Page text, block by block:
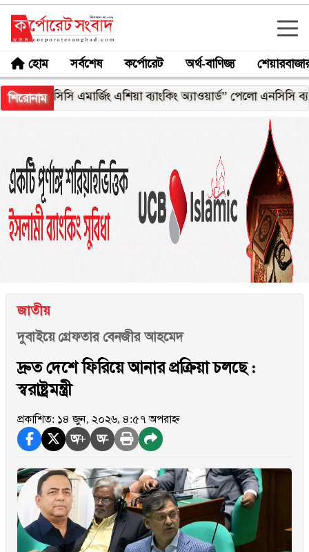
হোম সর্বশেষ কর্পোরেট অর্থ-বাণিজ্য
শিরোনাম
এমার্জিং এশিয়া ব্যাংকিং অ্যাওয়ার্ড” পেলো এনসিসি ব্যাংক
জাতীয়
দুবাইয়ে গ্রেফতার বেনজীর আহমেদ
দ্রুত দেশে ফিরিয়ে আনার প্রক্রিয়া চলছে :
স্বরাষ্ট্রমন্ত্রী
প্রকাশিত: ১৪ জুন, ২০২৬, ৪:৫৭ অপরাহ্ন
অ+ অ-